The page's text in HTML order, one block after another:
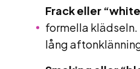
Frack eller
formella klädseln.
lång